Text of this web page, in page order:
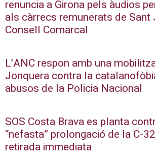
renuncia a Girona pels àudios
als càrrecs remunerats de Sant
Consell Comarcal
L’ANC respon amb una
Jonquera contra la
abusos de la Policia Nacional
SOS Costa Brava es planta
“nefasta” prolongació de la C-
retirada immediata